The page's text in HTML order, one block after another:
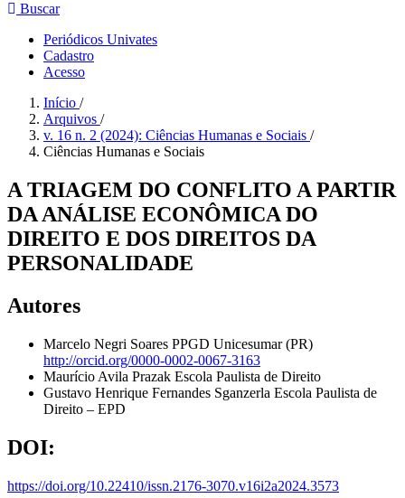
Buscar
Periódicos Univates
Cadastro
Acesso
Início /
Arquivos /
v. 16 n. 2 (2024): Ciências Humanas e Sociais /
Ciências Humanas e Sociais
A TRIAGEM DO CONFLITO A PARTIR
DA ANÁLISE ECONÔMICA DO
DIREITO E DOS DIREITOS DA
PERSONALIDADE
Autores
Marcelo Negri Soares PPGD Unicesumar (PR)
http://orcid.org/0000-0002-0067-3163
Maurício Avila Prazak Escola Paulista de Direito
Gustavo Henrique Fernandes Sganzerla Escola Paulista de
Direito – EPD
DOI:
https://doi.org/10.22410/issn.2176-3070.v16i2a2024.3573